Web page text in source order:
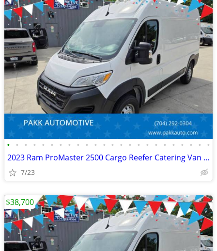
• • • • • • • • • • • • • • • • • • • • • • • •
2023 Ram ProMaster 2500 Cargo Reefer Catering Van Thermo King V320
7/23
$38,700